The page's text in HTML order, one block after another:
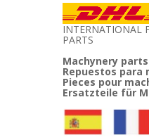
INTERNATIONAL
PARTS
Machynery parts
Repuestos para
Pieces pour
Ersatzteile für